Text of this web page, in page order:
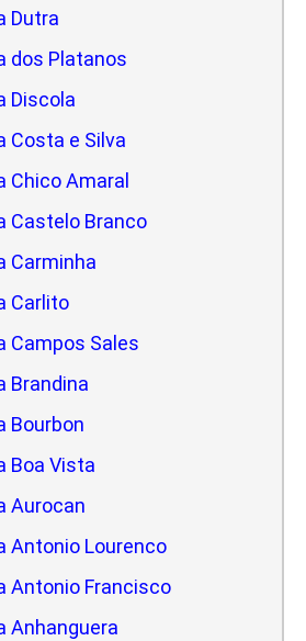
Dutra
dos Platanos
Discola
Costa e Silva
Chico Amaral
Castelo Branco
Carminha
Carlito
Campos Sales
Brandina
Bourbon
Boa Vista
Aurocan
Antonio Lourenco
Antonio Francisco
Anhanguera